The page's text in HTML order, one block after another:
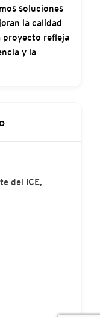
soluciones
la calidad
proyecto refleja
y la
del ICE,